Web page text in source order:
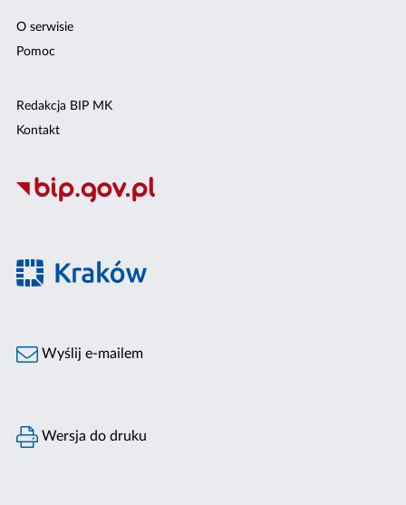
O serwisie
Pomoc
Redakcja BIP MK
Kontakt
Wyślij e-mailem
Wersja do druku